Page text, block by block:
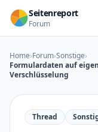
Zum Inhalt springen
Seitenreport
Forum
Home›Forum›Sonstige›
Formulardaten auf
Verschlüsselung
Thread